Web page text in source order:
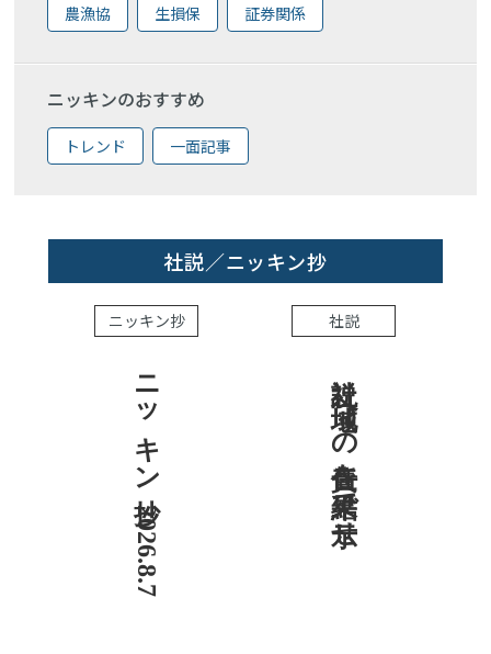
農漁協 生損保 証券関係
ニッキンのおすすめ
トレンド 一面記事
社説／ニッキン抄
ニッキン抄
ニッキン抄 2026.8.7
社説
社説 地域への責任を結果で示せ